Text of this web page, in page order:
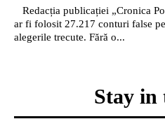
Redacția publicației „Cronica
ar fi folosit 27.217 conturi false
alegerile trecute. Fără o...
Stay in